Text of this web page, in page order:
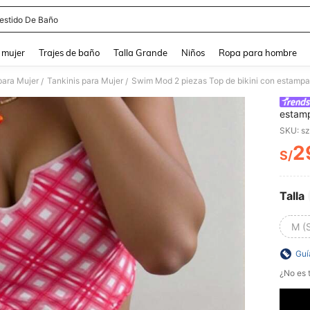
De Baño
mujer Trajes de baño Talla Grande Niños Ropa para hombre
Mujer / Tankinis para Mujer /
SKU:
S/
Talla
M
¿No es